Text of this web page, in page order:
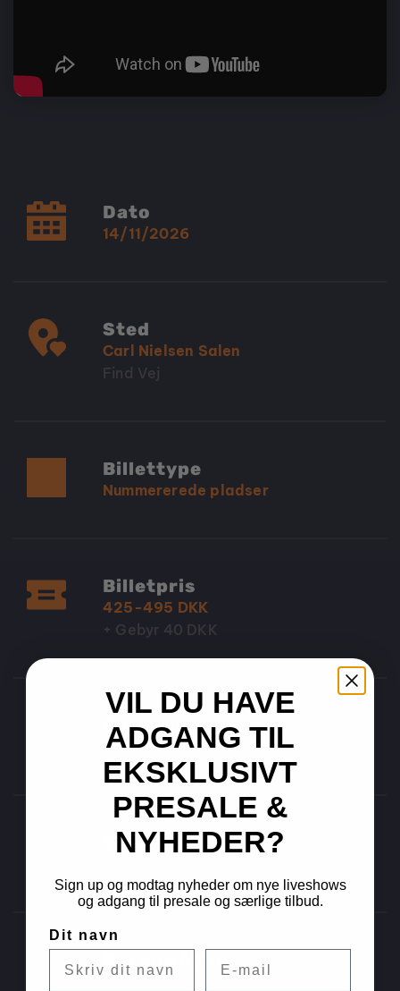
Dato
14/11/2026
Sted
Carl Nielsen Salen
Find Vej
Billettype
Nummererede pladser
Billetpris
425-495 DKK
+ Gebyr 40 DKK
Billesalget starter
05/12/2025
Tidspunkt
Dørene åbner
Kl. 19.00
VIL DU HAVE
ADGANG TIL
EKSKLUSIVT
PRESALE &
NYHEDER?
Sign up og modtag nyheder om nye liveshows
og adgang til presale og særlige tilbud.
Dit navn